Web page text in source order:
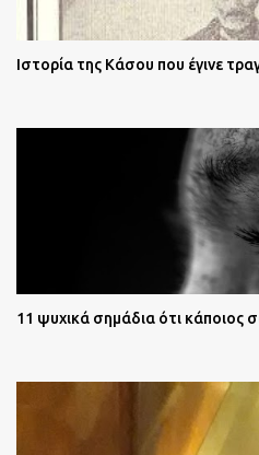
Ιστορία της Κάσου που έγινε
11 ψυχικά σημάδια ότι κάποιος